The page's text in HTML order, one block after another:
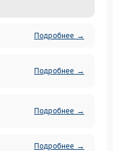
Подробнее →
Подробнее →
Подробнее →
Подробнее →